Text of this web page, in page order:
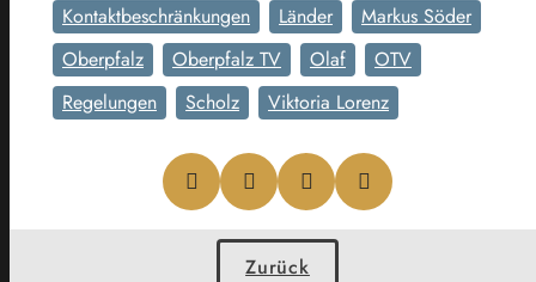
Kontaktbeschränkungen
Länder
Markus Söder
Oberpfalz
Oberpfalz TV Olaf
OTV
Regelungen
Scholz Viktoria Lorenz
Zurück